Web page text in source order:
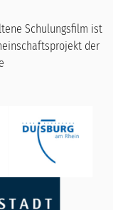
Schulungsfilm ist
der